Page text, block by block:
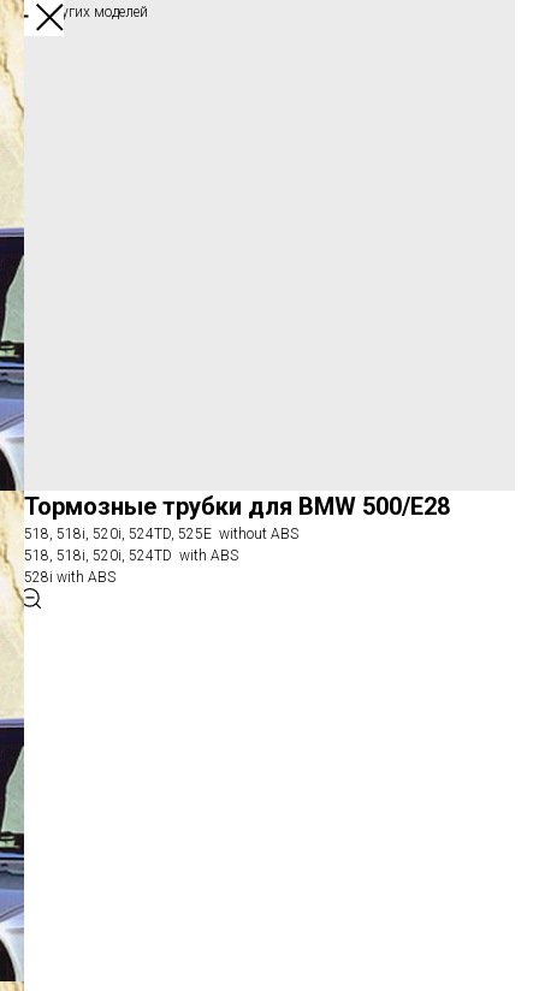
Обзор других моделей
Тормозные трубки для BMW 500/E28
518, 518i, 520i, 524TD, 525E without ABS
518, 518i, 520i, 524TD with ABS
528i with ABS